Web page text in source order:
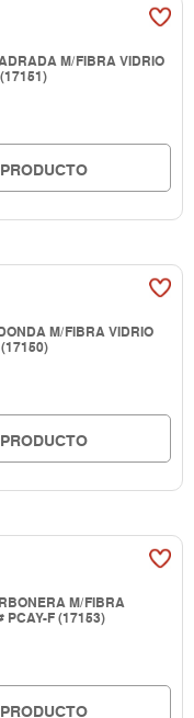
M/FIBRA VIDRIO
M/FIBRA VIDRIO
M/FIBRA
PCAY-F (17153)